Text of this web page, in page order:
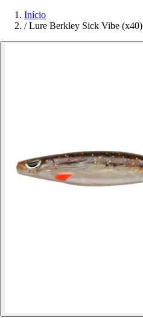
Início
/ Lure Berkley Sick Vibe (x40)